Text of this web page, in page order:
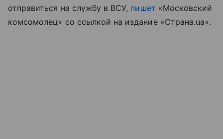
отправиться на службу в ВСУ, пишет «Московский
комсомолец» со ссылкой на издание «Страна.ua».